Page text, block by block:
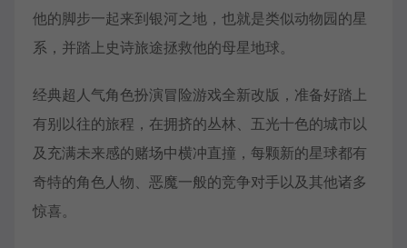
他的脚步一起来到银河之地，也就是类似动物园的星
系，并踏上史诗旅途拯救他的母星地球。
经典超人气角色扮演冒险游戏全新改版，准备好踏上
有别以往的旅程，在拥挤的丛林、五光十色的城市以
及充满未来感的赌场中横冲直撞，每颗新的星球都有
奇特的角色人物、恶魔一般的竞争对手以及其他诸多
惊喜。